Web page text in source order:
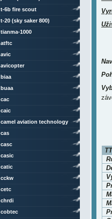
t-6b fire scout
t-20 (sky saker 800)
tianma-1000
atftc
avic
avicopter
biaa
buaa
cac
caic
camel aviation technology
cas
casc
casic
catic
cckw
cetc
chrdi
cobtec